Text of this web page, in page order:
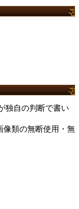
独自の判断で書い
類の無断使用・無